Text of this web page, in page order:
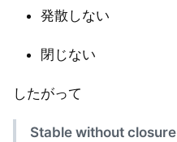
発散しない
閉じない
したがって
Stable without closure